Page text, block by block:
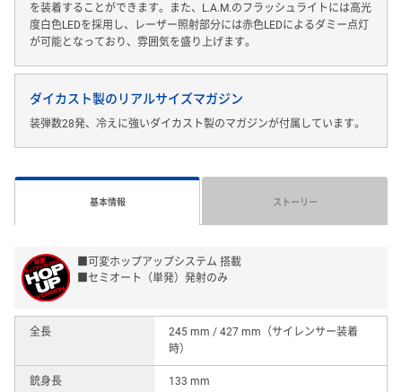
を装着することができます。また、L.A.M.のフラッシュライトには高光
度白色LEDを採用し、レーザー照射部分には赤色LEDによるダミー点灯
が可能となっており、雰囲気を盛り上げます。
ダイカスト製のリアルサイズマガジン
装弾数28発、冷えに強いダイカスト製のマガジンが付属しています。
基本情報
■可変ホップアップシステム 搭載
■セミオート（単発）発射のみ
全長
245 mm / 427 mm（サイレンサー装着
時）
銃身長 133 mm
ストーリー